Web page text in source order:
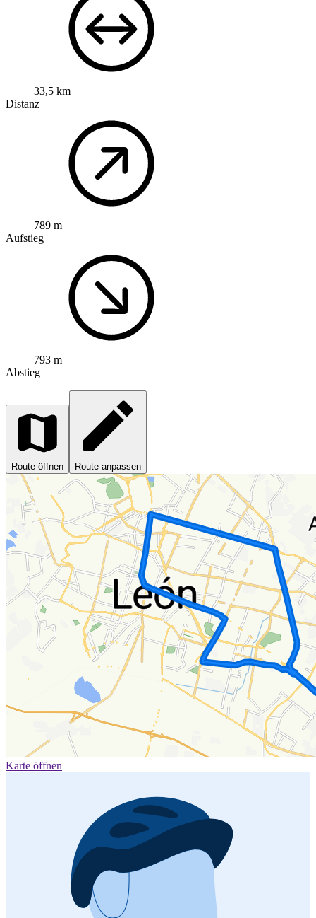
33,5 km
Distanz
789 m
Aufstieg
793 m
Abstieg
Route öffnen Route anpassen
Karte öffnen